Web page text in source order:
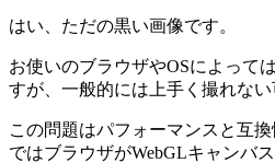
はい、ただの黒い画像です。
お使いのブラウザやOSによって
すが、一般的には上手く撮れない
この問題はパフォーマンスと互
ではブラウザがWebGLキャンバ